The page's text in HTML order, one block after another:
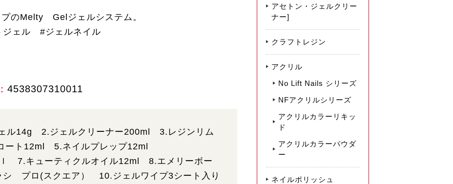
のMelty Gelジェルシステム。
ェル #ジェルネイル
4538307310011
ル14g 2.ジェルクリーナー200ml 3.レジンリム
ート12ml 5.ネイルプレップ12ml
7.キューティクルオイル12ml 8.エメリーボー
シ プロ(スクエア） 10.ジェルワイプ3シート入り
アセトン・ジェルクリー
ナー]
クラフトレジン
アクリル
No Lift Nails シリーズ
NFアクリルシリーズ
アクリルカラーリキッ
ド
アクリルカラーパウダ
ー
ネイルポリッシュ